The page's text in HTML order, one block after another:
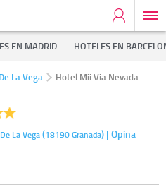
EN MADRID HOTELES EN
La Vega Hotel Mii Via Nevada
La Vega(18190Granada) | Opina